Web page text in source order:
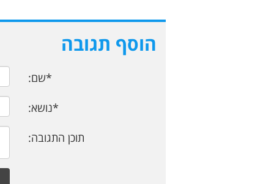
הוסף תגובה
*שם:
*נושא:
תוכן התגובה: